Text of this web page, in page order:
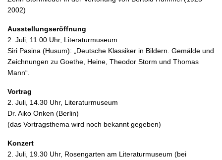
2002)
Ausstellungseröffnung
2. Juli, 11.00 Uhr, Literaturmuseum
Siri Pasina (Husum): „Deutsche Klassiker in Bildern. Gemälde und
Zeichnungen zu Goethe, Heine, Theodor Storm und Thomas
Mann“.
Vortrag
2. Juli, 14.30 Uhr, Literaturmuseum
Dr. Aiko Onken (Berlin)
(das Vortragsthema wird noch bekannt gegeben)
Konzert
2. Juli, 19.30 Uhr, Rosengarten am Literaturmuseum (bei